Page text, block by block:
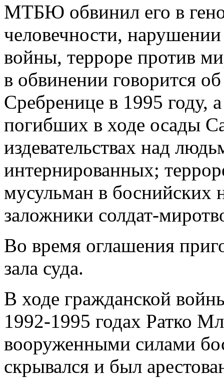
МТБЮ обвинил его в
человечности,
войны, терроре против
в обвинении говорится
Сребренице в 1995 году,
погибших в ходе осады
издевательствах над
интернированных;
мусульман в боснийских
заложники солдат-
Во время оглашения
зала суда.
В ходе гражданской
1992-1995 годах Ратко
вооруженными силами
скрывался и был